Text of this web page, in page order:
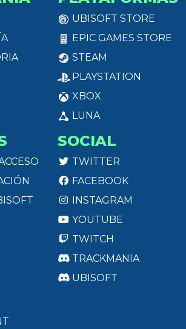
UBISOFT STORE
EPIC GAMES STORE
STEAM
PLAYSTATION
XBOX
LUNA
SOCIAL
TWITTER
FACEBOOK
INSTAGRAM
YOUTUBE
TWITCH
TRACKMANIA
UBISOFT